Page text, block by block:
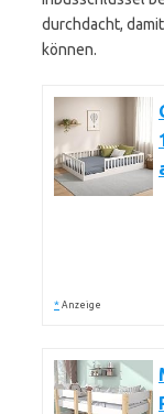
durchdacht,
können.
* Anzeige